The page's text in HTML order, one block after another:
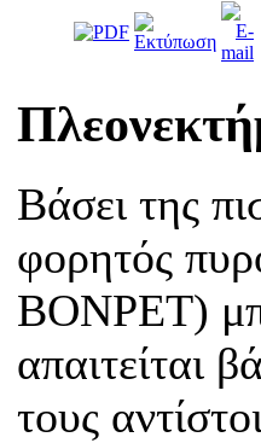
Βάσει της
φορητός
BONPET)
απαιτείται
τους